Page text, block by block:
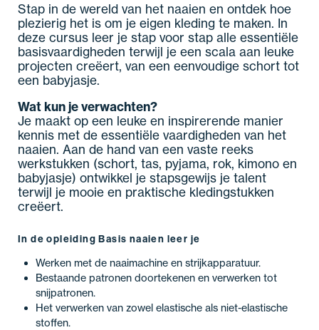
Stap in de wereld van het naaien en ontdek hoe
plezierig het is om je eigen kleding te maken. In
deze cursus leer je stap voor stap alle essentiële
basisvaardigheden terwijl je een scala aan leuke
projecten creëert, van een eenvoudige schort tot
een babyjasje.
Wat kun je verwachten?
Je maakt op een leuke en inspirerende manier
kennis met de essentiële vaardigheden van het
naaien. Aan de hand van een vaste reeks
werkstukken (schort, tas, pyjama, rok, kimono en
babyjasje) ontwikkel je stapsgewijs je talent
terwijl je mooie en praktische kledingstukken
creëert.
In de opleiding Basis naaien leer je
Werken met de naaimachine en strijkapparatuur.
Bestaande patronen doortekenen en verwerken tot
snijpatronen.
Het verwerken van zowel elastische als niet-elastische
stoffen.